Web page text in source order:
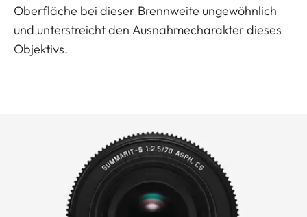
Oberfläche bei dieser Brennweite ungewöhnlich
und unterstreicht den Ausnahmecharakter dieses
Objektivs.